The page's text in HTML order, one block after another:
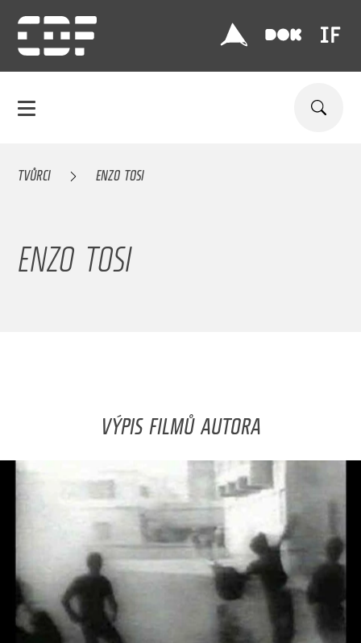
TVŮRCI ENZO TOSI
ENZO TOSI
VÝPIS FILMŮ AUTORA